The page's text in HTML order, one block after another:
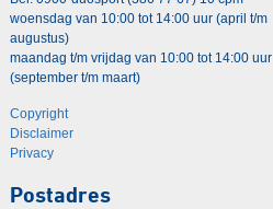
woensdag van 10:00 tot 14:00 uur (april t/m
augustus)
maandag t/m vrijdag van 10:00 tot 14:00 uur
(september t/m maart)
Copyright
Disclaimer
Privacy
Postadres